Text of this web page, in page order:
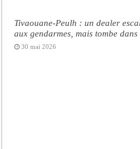
Tivaouane-Peulh : un dealer
aux gendarmes, mais tombe
30 mai 2026